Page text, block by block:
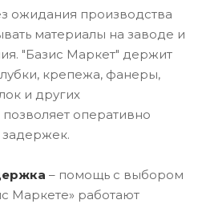
ожидания производства
материалы на заводе и
"Базис Маркет" держит
крепежа, фанеры,
и других
оперативно
задержек.
– помощь с выбором
Маркете» работают